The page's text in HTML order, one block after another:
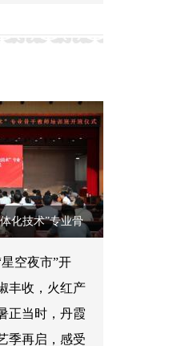
化技术”专业骨
空夜市”开
丰收，火红产
正当时，丹霞
季再启，感受